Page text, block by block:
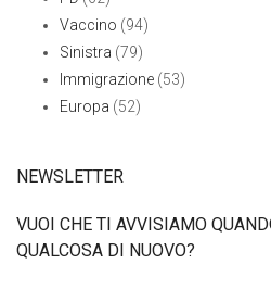
Vaccino (94)
Sinistra (79)
Immigrazione (53)
Europa (52)
NEWSLETTER
VUOI CHE TI AVVISIAMO
QUALCOSA DI NUOVO?